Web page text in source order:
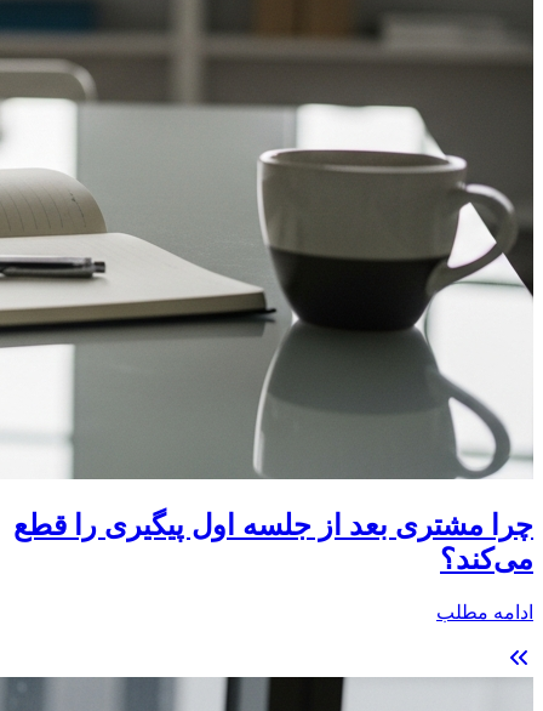
چرا مشتری بعد از جلسه اول پیگیری را قطع
می‌کند؟
ادامه مطلب